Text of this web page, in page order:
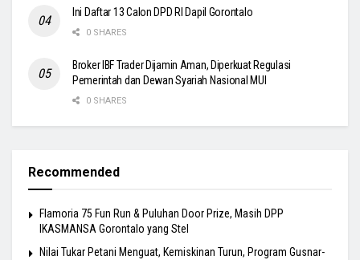
Ini Daftar 13 Calon DPD RI Dapil Gorontalo
0 SHARES
Broker IBF Trader Dijamin Aman, Diperkuat Regulasi
Pemerintah dan Dewan Syariah Nasional MUI
0 SHARES
Recommended
Flamoria 75 Fun Run & Puluhan Door Prize, Masih DPP
IKASMANSA Gorontalo yang Stel
Nilai Tukar Petani Menguat, Kemiskinan Turun, Program Gusnar-